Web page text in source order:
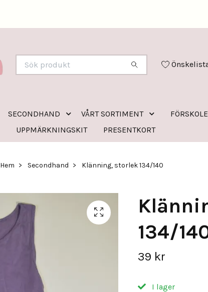
SECONDHAND VÅRT SORTIMENT
UPPMÄRKNINGSKIT
PRESENTKORT
Hem Secondhand Klänning, storlek 134/140
134/
39 kr
I lager